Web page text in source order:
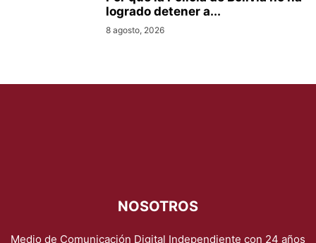
logrado detener a...
8 agosto, 2026
NOSOTROS
Medio de Comunicación Digital Independiente con 24 años